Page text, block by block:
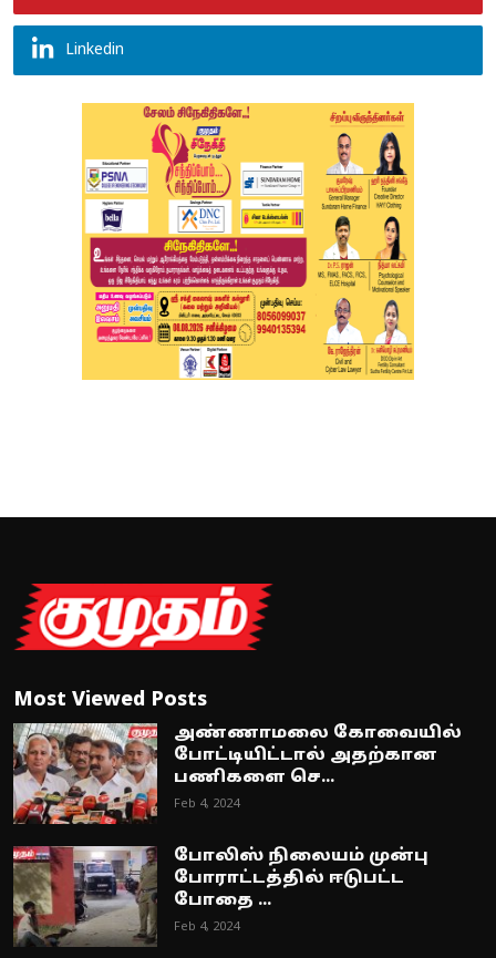
Linkedin
Most Viewed Posts
அண்ணாமலை கோவையில்
போட்டியிட்டால் அதற்கான
பணிகளை செ...
Feb 4, 2024
போலிஸ் நிலையம் முன்பு
போராட்டத்தில் ஈடுபட்ட
போதை ...
Feb 4, 2024